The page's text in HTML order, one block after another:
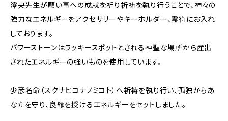
澪央先生が願い事への成就を祈り祈祷を執り行うことで、神々の
強力なエネルギーをアクセサリーやキーホルダー、霊符にお入れ
しております。
パワーストーンはラッキースポットとされる神聖な場所から産出
されたエネルギーの強いものを使用しています。
少彦名命（スクナヒコナノミコト）へ祈祷を執り行い、孤独からあ
なたを守り、良縁を授けるエネルギーをセットしました。